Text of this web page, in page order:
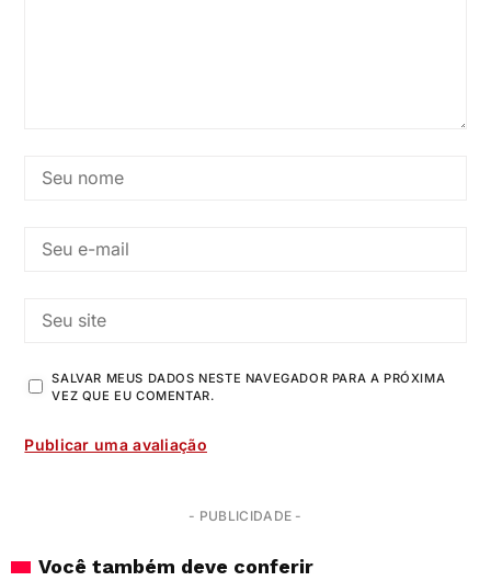
SALVAR MEUS DADOS NESTE NAVEGADOR PARA A PRÓXIMA
VEZ QUE EU COMENTAR.
- PUBLICIDADE -
Você também deve conferir